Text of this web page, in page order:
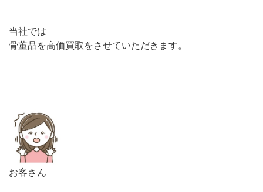
当社では
骨董品を高価買取をさせていただきます。
お客さん